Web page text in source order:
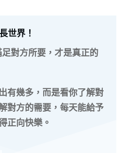
世界！
對方所要，才是真正的
有幾多，而是看你了解對
對方的需要，每天能給予
正向快樂。